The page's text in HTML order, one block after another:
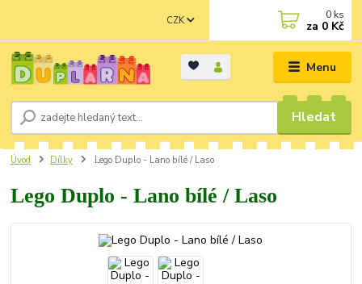
Menu
CZK
Hledat
0 ks
za 0 Kč
Úvod Dílky Lego Duplo - Lano bílé / Laso
Lego Duplo - Lano bílé / Laso